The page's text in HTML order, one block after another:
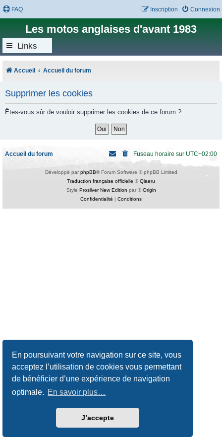
En poursuivant votre navigation sur ce site, vous
acceptez l’utilisation de cookies vous permettant
de bénéficier d’une expérience de navigation
optimale. En savoir plus…
J’accepte
FAQ Connexion
Inscription
Les motos anglaises d'avant 1983
Links
Accueil Accueil du forum
Supprimer les cookies
Êtes-vous sûr de vouloir supprimer les cookies de ce forum ?
Accueil du forum Fuseau horaire sur UTC+02:00
Développé par phpBB® Forum Software © phpBB Limited
Traduction française officielle ©Qiaeru
Style Prosilver New Edition par ©Origin
Confidentialité | Conditions